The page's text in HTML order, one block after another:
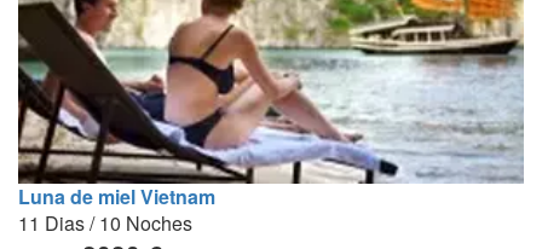
Luna de miel Vietnam
11 Dias / 10 Noches